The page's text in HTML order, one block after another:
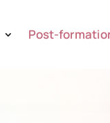
Post-